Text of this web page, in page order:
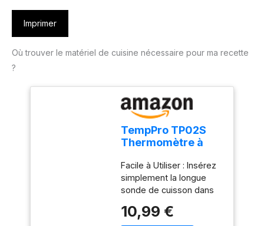
Imprimer
Où trouver le matériel de cuisine nécessaire pour ma recette
?
TempPro TP02S
Thermomètre à
thermomètre à
lecture
instantanée 3s
Facile à Utiliser : Insérez
simplement la longue
sonde de cuisson dans
et obtenez une lecture
10,99 €